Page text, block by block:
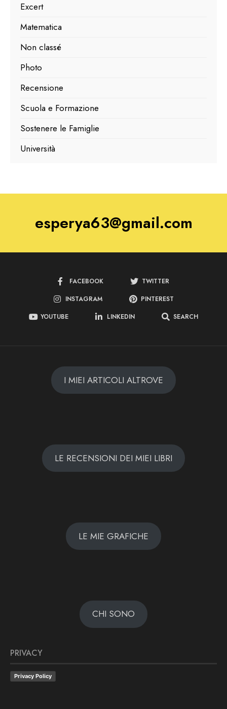
Excert
Matematica
Non classé
Photo
Recensione
Scuola e Formazione
Sostenere le Famiglie
Università
esperya63@gmail.com
FACEBOOK
TWITTER
INSTAGRAM
PINTEREST
YOUTUBE
LINKEDIN SEARCH
I MIEI ARTICOLI ALTROVE
LE RECENSIONI DEI MIEI LIBRI
LE MIE GRAFICHE
CHI SONO
PRIVACY
Privacy Policy